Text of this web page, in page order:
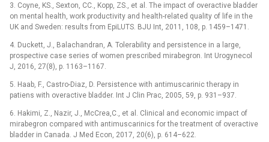
3. Coyne, KS., Sexton, CC., Kopp, ZS., et al. The impact of overactive bladder
on mental health, work productivity and health-related quality of life in the
UK and Sweden: results from EpiLUTS. BJU Int, 2011, 108, p. 1459–1471.
4. Duckett, J., Balachandran, A. Tolerability and persistence in a large,
prospective case series of women prescribed mirabegron. Int Urogynecol
J, 2016, 27(8), p. 1163–1167.
5. Haab, F., Castro-Diaz, D. Persistence with antimuscarinic therapy in
patiens with overactive bladder. Int J Clin Prac, 2005, 59, p. 931–937.
6. Hakimi, Z., Nazir, J., McCrea,C., et al. Clinical and economic impact of
mirabegron compared with antimuscarinics for the treatment of overactive
bladder in Canada. J Med Econ, 2017, 20(6), p. 614–622.